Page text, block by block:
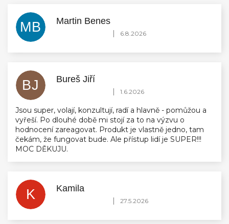
MB Martin Benes
Hodnocení obchodu je 5 z 5 hvězdiček.
| 6.8.2026
BJ Bureš Jiří
Hodnocení obchodu je 5 z 5 hvězdiček.
| 1.6.2026
Jsou super, volají, konzultují, radí a hlavně - pomůžou a
vyřeší. Po dlouhé době mi stojí za to na výzvu o
hodnocení zareagovat. Produkt je vlastně jedno, tam
čekám, že fungovat bude. Ale přístup lidí je SUPER!!!
MOC DĚKUJU.
K Kamila
Hodnocení obchodu je 5 z 5 hvězdiček.
| 27.5.2026